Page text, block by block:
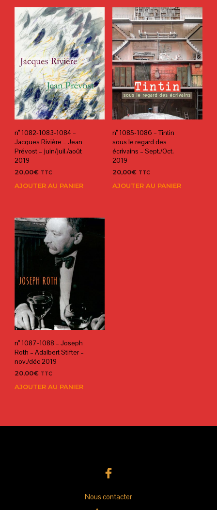
n° 1082-1083-1084 –
Jacques Rivière – Jean
Prévost – juin/juil./août
2019
20,00€ TTC
AJOUTER AU PANIER
n° 1085-1086 – Tintin
sous le regard des
écrivains – Sept./Oct.
2019
20,00€ TTC
AJOUTER AU PANIER
n° 1087-1088 – Joseph
Roth – Adalbert Stifter –
nov./déc 2019
20,00€ TTC
AJOUTER AU PANIER
Nous contacter